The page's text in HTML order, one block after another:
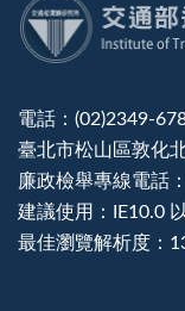
電話：(02)2349-
臺北市松山區敦化
廉政檢舉專線電話
建議使用：IE10.0
最佳瀏覽解析度：